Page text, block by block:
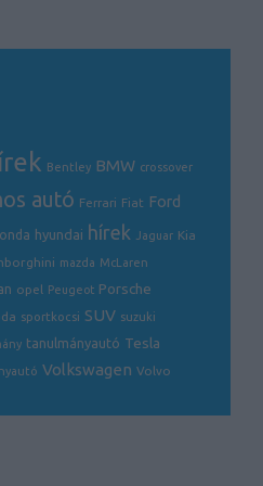
Bentley BMW crossover
autó Ferrari Fiat Ford
hyundai hírek Jaguar Kia
mazda McLaren
opel Peugeot Porsche
sportkocsi SUV suzuki
tanulmányautó Tesla
Volkswagen Volvo